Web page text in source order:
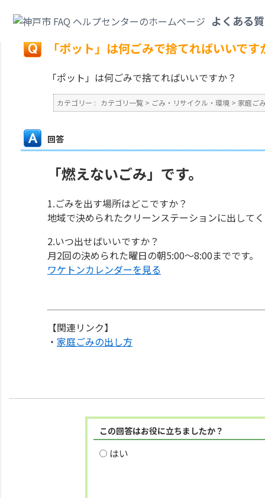
よくある
戻る
「ポット」は何ごみで捨てればいいです
「ポット」は何ごみで捨てればいいですか？
カテゴリー : カテゴリ一覧 > ごみ・リサイクル・環境 > 家庭ご
回答
「燃えないごみ」です。
1.ごみを出す場所はどこですか？
地域で決められたクリーンステーションに出して
2.いつ出せばいいですか？
月2回の決められた曜日の朝5:00～8:00までです。
ワケトンカレンダーを見る
【関連リンク】
・ 家庭ごみの出し方
この回答はお役に立ちましたか？
はい